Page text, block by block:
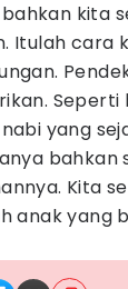
kita
Itulah cara
Seperti
yang
bahkan
Kita
anak yang